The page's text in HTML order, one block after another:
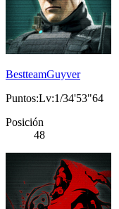
BestteamGuyver
Puntos:Lv:1/34'53"64
Posición
48